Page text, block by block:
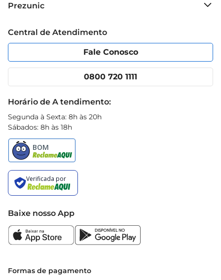
Especificações do produto
Método de cultivo: Hidropônico
Peso: Unidade
Origem: Prezunic
Grupo Cencosud
Política de Privacidade
Portal do fornecedor
Cencosud Media
Prezunic
Código de Ética
App Prezunic
Central de Atendimento
Fale Conosco
0800 720 1111
Horário de A tendimento:
Segunda à Sexta: 8h às 20h
Sábados: 8h às 18h
Baixe nosso App
Formas de pagamento